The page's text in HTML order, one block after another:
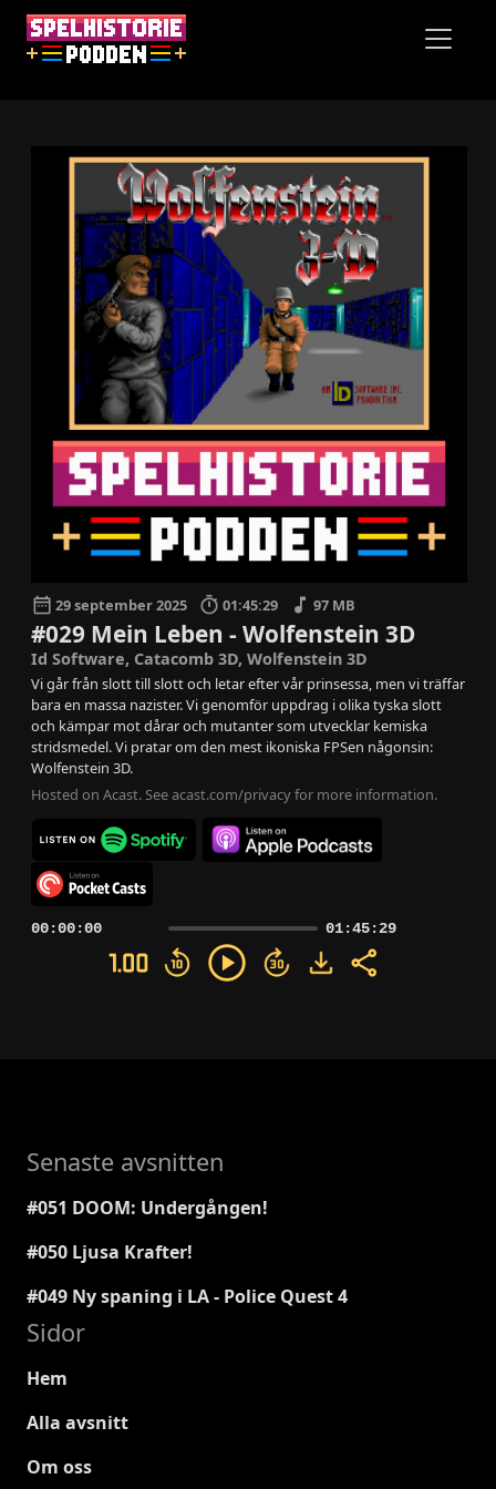
29 september 2025 01:45:29 97 MB
#029 Mein Leben - Wolfenstein 3D
Id Software, Catacomb 3D, Wolfenstein 3D
Vi går från slott till slott och letar efter vår prinsessa, men vi träffar
bara en massa nazister. Vi genomför uppdrag i olika tyska slott
och kämpar mot dårar och mutanter som utvecklar kemiska
stridsmedel. Vi pratar om den mest ikoniska FPSen någonsin:
Wolfenstein 3D.
Hosted on Acast. Seeacast.com/privacyfor more information.
00:00:00 01:45:29
Senaste avsnitten
#051 DOOM: Undergången!
#050 Ljusa Krafter!
#049 Ny spaning i LA - Police Quest 4
Sidor
Hem
Alla avsnitt
Om oss